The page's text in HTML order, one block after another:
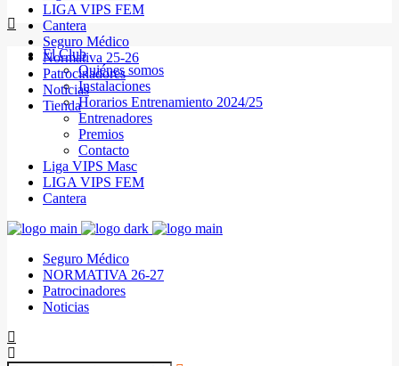
El Club
Quiénes somos
Instalaciones
Horarios Entrenamiento 2024/25
Entrenadores
Premios
Contacto
Liga VIPS Masc
LIGA VIPS FEM
Cantera
Seguro Médico
NORMATIVA 26-27
Patrocinadores
Noticias
LIGA VIPS FEM
Cantera
Seguro Médico
Normativa 25-26
Patrocinadores
Noticias
Tienda